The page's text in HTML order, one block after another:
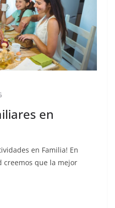
en
en Familia! En
creemos que la mejor